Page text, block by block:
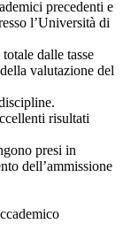
precedenti e
l’Università di
dalle tasse
valutazione del
risultati
presi in
dell’ammissione